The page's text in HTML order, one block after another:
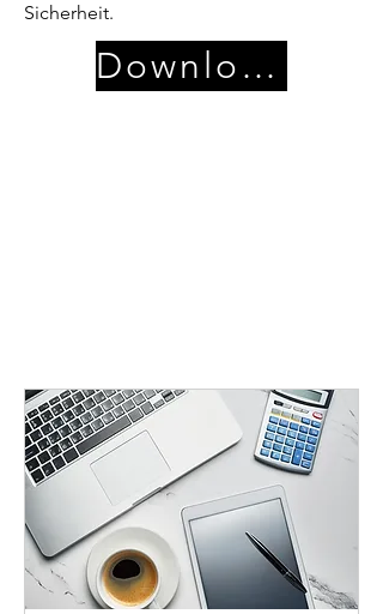
Sicherheit.
Download